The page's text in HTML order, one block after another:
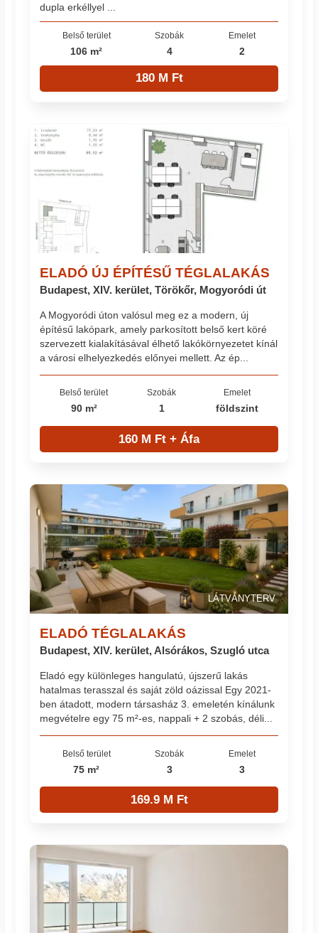
dupla erkéllyel ...
Belső terület
106 m²
Szobák
4
Emelet
2
180 M Ft
ELADÓ ÚJ ÉPÍTÉSŰ TÉGLALAKÁS
Budapest, XIV. kerület, Törökőr, Mogyoródi út
A Mogyoródi úton valósul meg ez a modern, új
építésű lakópark, amely parkosított belső kert köré
szervezett kialakításával élhető lakókörnyezetet kínál
a városi elhelyezkedés előnyei mellett. Az ép...
Belső terület
90 m²
Szobák
1
Emelet
földszint
160 M Ft + Áfa
LÁTVÁNYTERV
ELADÓ TÉGLALAKÁS
Budapest, XIV. kerület, Alsórákos, Szugló utca
Eladó egy különleges hangulatú, újszerű lakás
hatalmas terasszal és saját zöld oázissal Egy 2021-
ben átadott, modern társasház 3. emeletén kínálunk
megvételre egy 75 m²-es, nappali + 2 szobás, déli...
Belső terület
75 m²
Szobák
3
Emelet
3
169.9 M Ft